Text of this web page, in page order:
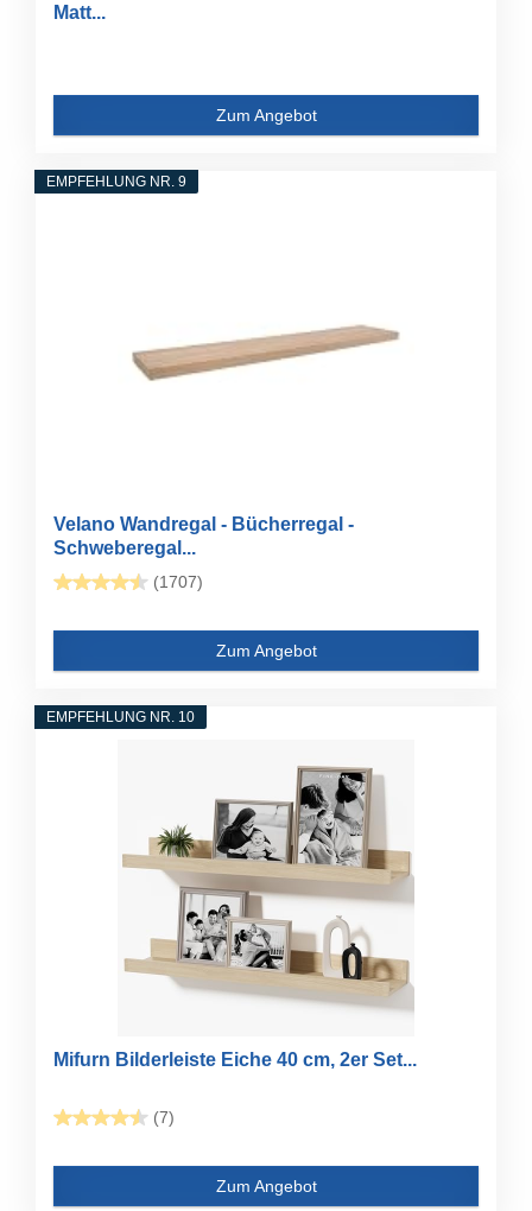
Matt...
Zum Angebot
EMPFEHLUNG NR. 9
Velano Wandregal - Bücherregal -
Schweberegal...
(1707)
Zum Angebot
EMPFEHLUNG NR. 10
Mifurn Bilderleiste Eiche 40 cm, 2er Set...
(7)
Zum Angebot